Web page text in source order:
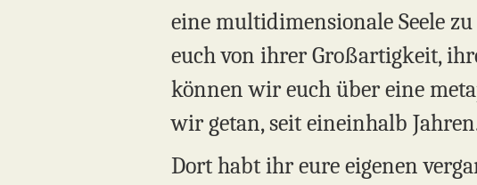
eine multidimensionale Seele
euch von ihrer Großartigkeit,
können wir euch über eine
wir getan, seit eineinhalb
Dort habt ihr eure eigenen